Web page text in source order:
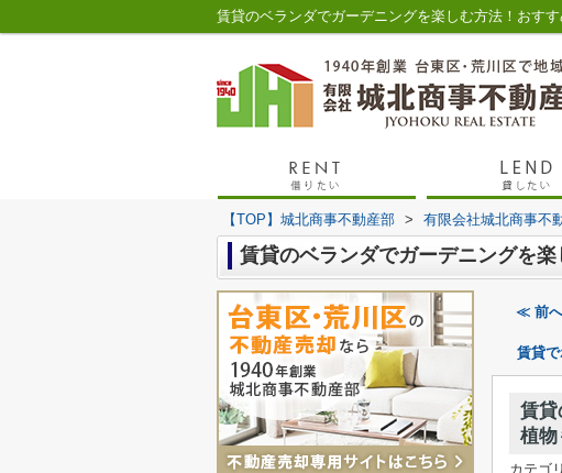
【TOP】城北商事不動産部 > 有限会社城北商事不
賃貸のベランダでガーデニングを
≪ 前へ
賃貸
賃貸
植物
カテゴ